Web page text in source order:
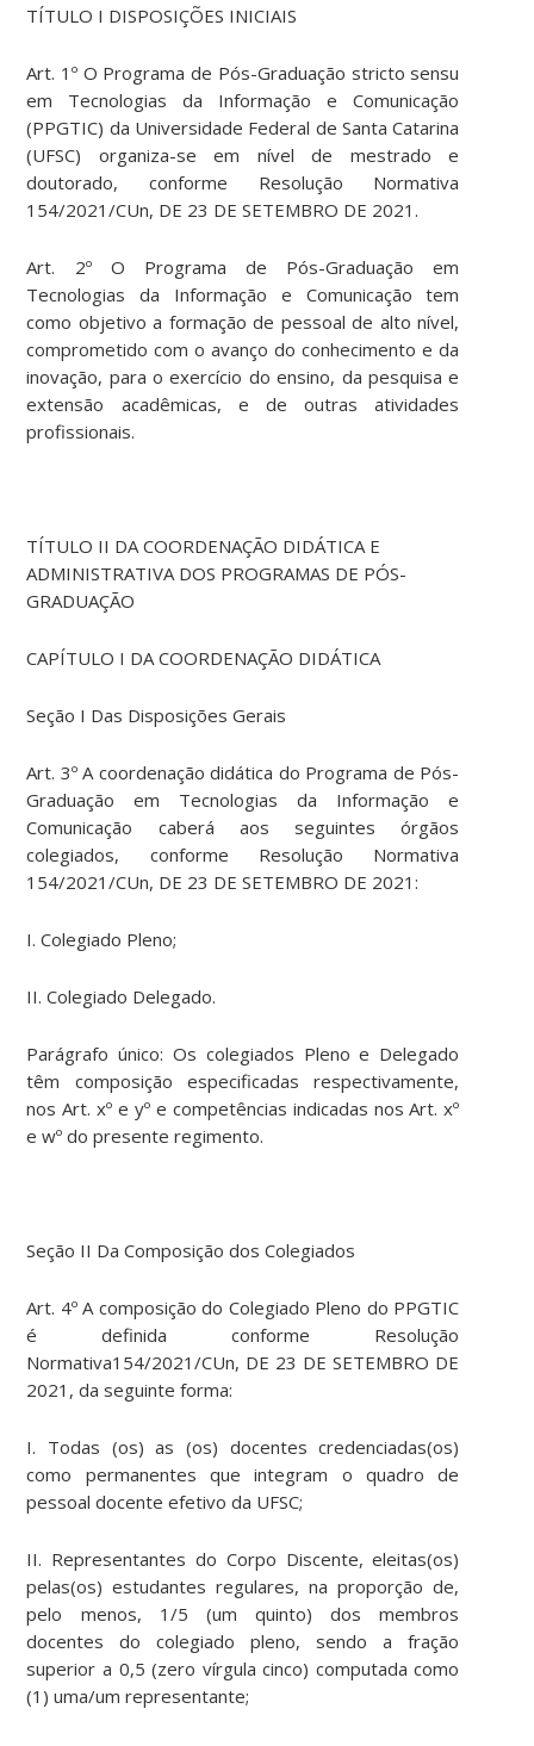
TÍTULO I DISPOSIÇÕES INICIAIS
Art. 1º O Programa de Pós-Graduação stricto sensu
em Tecnologias da Informação e Comunicação
(PPGTIC) da Universidade Federal de Santa Catarina
(UFSC) organiza-se em nível de mestrado e
doutorado, conforme Resolução Normativa
154/2021/CUn, DE 23 DE SETEMBRO DE 2021.
Art. 2º O Programa de Pós-Graduação em
Tecnologias da Informação e Comunicação tem
como objetivo a formação de pessoal de alto nível,
comprometido com o avanço do conhecimento e da
inovação, para o exercício do ensino, da pesquisa e
extensão acadêmicas, e de outras atividades
profissionais.
TÍTULO II DA COORDENAÇÃO DIDÁTICA E
ADMINISTRATIVA DOS PROGRAMAS DE PÓS-
GRADUAÇÃO
CAPÍTULO I DA COORDENAÇÃO DIDÁTICA
Seção I Das Disposições Gerais
Art. 3º A coordenação didática do Programa de Pós-
Graduação em Tecnologias da Informação e
Comunicação caberá aos seguintes órgãos
colegiados, conforme Resolução Normativa
154/2021/CUn, DE 23 DE SETEMBRO DE 2021:
I. Colegiado Pleno;
II. Colegiado Delegado.
Parágrafo único: Os colegiados Pleno e Delegado
têm composição especificadas respectivamente,
nos Art. xº e yº e competências indicadas nos Art. xº
e wº do presente regimento.
Seção II Da Composição dos Colegiados
Art. 4º A composição do Colegiado Pleno do PPGTIC
é definida conforme Resolução
Normativa154/2021/CUn, DE 23 DE SETEMBRO DE
2021, da seguinte forma:
I. Todas (os) as (os) docentes credenciadas(os)
como permanentes que integram o quadro de
pessoal docente efetivo da UFSC;
II. Representantes do Corpo Discente, eleitas(os)
pelas(os) estudantes regulares, na proporção de,
pelo menos, 1/5 (um quinto) dos membros
docentes do colegiado pleno, sendo a fração
superior a 0,5 (zero vírgula cinco) computada como
(1) uma/um representante;